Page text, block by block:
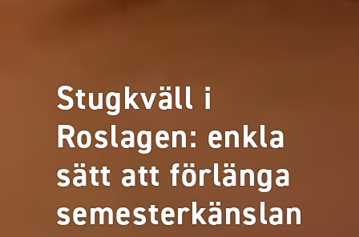
Stugkväll i
Roslagen: enkla
sätt att förlänga
semesterkänslan